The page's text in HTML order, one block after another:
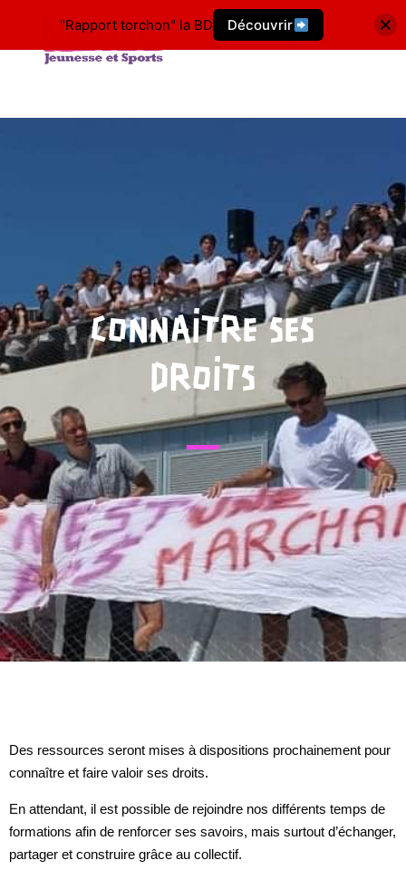
CONNAITRE SES
DROITS
Des ressources seront mises à dispositions prochainement pour
connaître et faire valoir ses droits.
En attendant, il est possible de rejoindre nos différents temps de
formations afin de renforcer ses savoirs, mais surtout d’échanger,
partager et construire grâce au collectif.
"Rapport torchon" la BD Découvrir